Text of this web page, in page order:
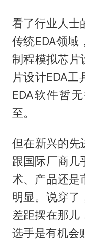
看了行业人士
传统EDA领域
制程模拟芯片
片设计EDA
EDA软件暂
至。
但在新兴的先
跟国际厂商几
术、产品还是
明显。说穿了
差距摆在那儿
选手是有机会